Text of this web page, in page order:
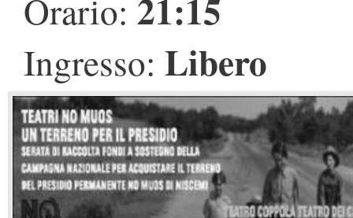
Orario:
Ingresso: Libero